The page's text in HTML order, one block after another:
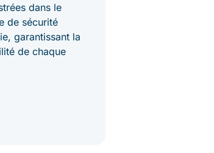
dans le
de sécurité
garantissant la
de chaque